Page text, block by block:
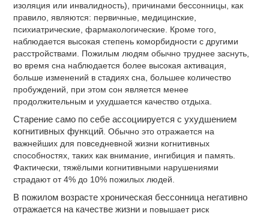
изоляция или инвалидность), причинами бессонницы, как
правило, являются: первичные, медицинские,
психиатрические, фармакологические. Кроме того,
наблюдается высокая степень коморбидности с другими
расстройствами. Пожилым людям обычно труднее заснуть,
во время сна наблюдается более высокая активация,
больше изменений в стадиях сна, большее количество
пробуждений, при этом сон является менее
продолжительным и ухудшается качество отдыха.
Старение само по себе ассоциируется с ухудшением
когнитивных функций . Обычно это отражается на
важнейших для повседневной жизни когнитивных
способностях, таких как внимание, ингибиция и память.
Фактически, тяжёлыми когнитивными нарушениями
страдают от 4% до 10% пожилых людей.
В пожилом возрасте хроническая бессонница негативно
отражается на качестве жизни и повышает риск